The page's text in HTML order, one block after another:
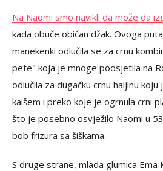
Na Naomi smo navikli da može da
kada obuče običan džak. Ovoga
manekenki odlučila se za crnu
pete" koja je mnoge podsjetila na
odlučila za dugačku crnu haljinu
kaišem i preko koje je ogrnula crni
što je posebno osvježilo Naomi u
bob frizura sa šiškama.
S druge strane, mlada glumica Ema